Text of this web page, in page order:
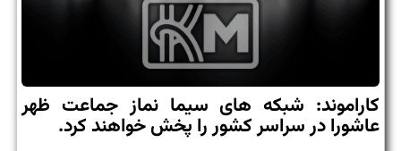
كاراموند: شبكه های سیما نماز جماعت ظهر
عاشورا در سراسر كشور را پخش خواهند كرد.